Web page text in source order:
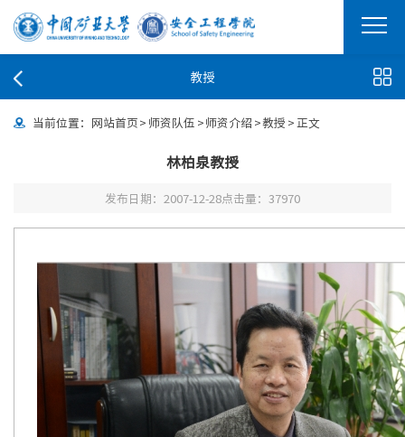
教授
当前位置： 网站首页> 师资队伍 >师资介绍 >教授 >正文
林柏泉教授
发布日期：2007-12-28点击量： 37970